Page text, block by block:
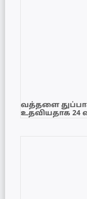
வத்தளை
உதவியதாக